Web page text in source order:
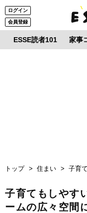
ログイン
会員登録
ESSE読者101 家事
トップ 住まい 子育
子育てもしやす
ームの広々空間